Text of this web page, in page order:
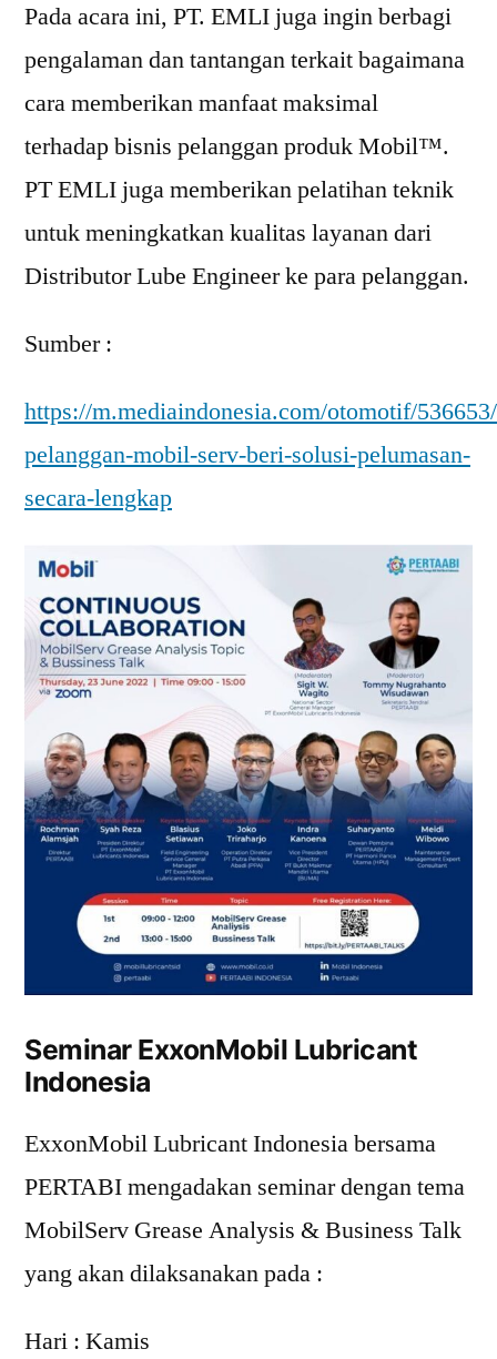
Pada acara ini, PT. EMLI juga ingin berbagi
pengalaman dan tantangan terkait bagaimana
cara memberikan manfaat maksimal
terhadap bisnis pelanggan produk Mobil™.
PT EMLI juga memberikan pelatihan teknik
untuk meningkatkan kualitas layanan dari
Distributor Lube Engineer ke para pelanggan.
Sumber :
https://m.mediaindonesia.com/otomotif/
pelanggan-mobil-serv-beri-solusi-pelumasan-
secara-lengkap
Seminar ExxonMobil Lubricant
Indonesia
ExxonMobil Lubricant Indonesia bersama
PERTABI mengadakan seminar dengan tema
MobilServ Grease Analysis & Business Talk
yang akan dilaksanakan pada :
Hari : Kamis